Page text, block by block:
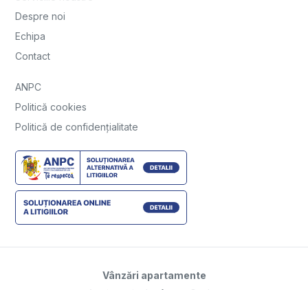
Vânzări apartamente
Apartamente de vânzare Oradea, Rogerius
Apartamente de vânzare Oradea, Nufarul
Apartamente de vânzare Oradea, Central
Apartamente de vânzare Oradea, Iosia
Apartamente de vânzare Oradea, Valenta
Case vile de vânzare Oradea